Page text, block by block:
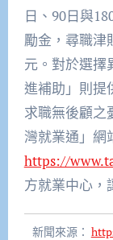
日、90日與
勵金，尋職津
元。對於選擇
進補助」則提
求職無後顧之
灣就業通」網
https://
方就業中心，
新聞來源：